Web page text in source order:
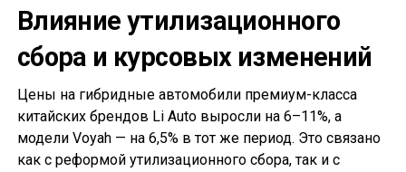
Влияние утилизационного
сбора и курсовых изменений
Цены на гибридные автомобили премиум-класса
китайских брендов Li Auto выросли на 6–11%, а
модели Voyah — на 6,5% в тот же период. Это связано
как с реформой утилизационного сбора, так и с